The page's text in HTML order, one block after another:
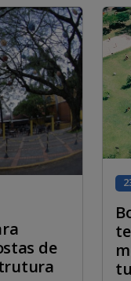
de